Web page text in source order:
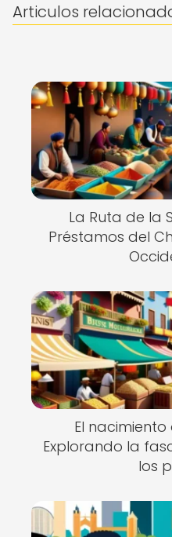
Articulos
La Ruta de la
Préstamos del
El
Explorando la
los